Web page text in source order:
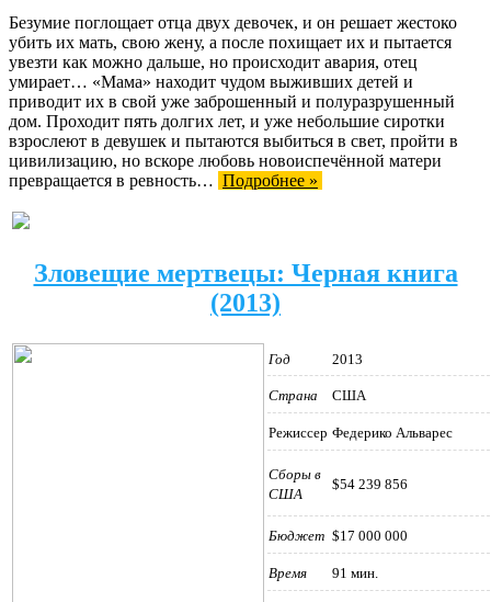
Безумие поглощает отца двух девочек, и он решает жестоко
убить их мать, свою жену, а после похищает их и пытается
увезти как можно дальше, но происходит авария, отец
умирает… «Мама» находит чудом выживших детей и
приводит их в свой уже заброшенный и полуразрушенный
дом. Проходит пять долгих лет, и уже небольшие сиротки
взрослеют в девушек и пытаются выбиться в свет, пройти в
цивилизацию, но вскоре любовь новоиспечённой матери
превращается в ревность… Подробнее »
Зловещие мертвецы: Черная книга
(2013)
Год 2013
Страна США
Режиссер Федерико Альварес
Сборы в
США
$54 239 856
Бюджет $17 000 000
Время 91 мин.